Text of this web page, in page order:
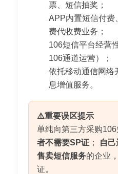
票、短信抽奖；
APP内置短信付费
费代收费业务；
106短信平台经营
106通道运营）；
依托移动通信网络
息增值服务。
⚠️重要误区提示
单纯向第三方采购106
者不需要SP证 ；
自
售卖短信服务的企业
证。